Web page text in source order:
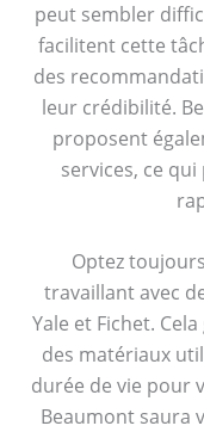
peut sembler
facilitent cette
des
leur crédibilité.
proposent
services, ce
Optez
travaillant avec
Yale et Fichet.
des matériaux
durée de vie pour
Beaumont saura